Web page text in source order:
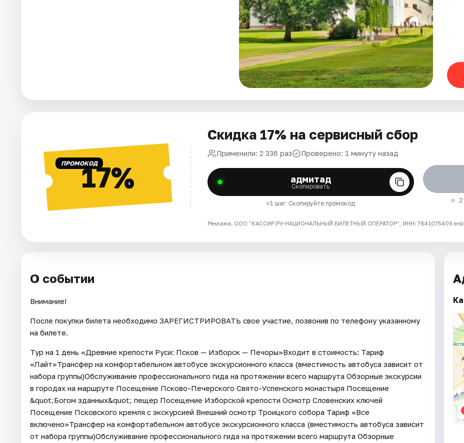
ПРОМОКОД17%
Скидка 17% на сервисный сбор
Применили: 2 336 раз Проверено: 1 минуту назад
адмитад
Скопировать
1 шаг. Скопируйте промокод
Реклама. ООО "КАССИР.РУ-НАЦИОНАЛЬНЫЙ БИЛЕТНЫЙ ОПЕРАТОР", ИНН: 7841075409 erid:
О событии
Внимание!
После покупки билета необходимо ЗАРЕГИСТРИРОВАТЬ свое участие, позвонив по телефону указанному
на билете.
Тур на 1 день «Древние крепости Руси: Псков — Изборск — Печоры»Входит в стоимость: Тариф
«Лайт»Трансфер на комфортабельном автобусе экскурсионного класса (вместимость автобуса зависит от
набора группы)Обслуживание профессионального гида на протяжении всего маршрута Обзорные экскурсии
в городах на маршруте Посещение Псково-Печерского Свято-Успенского монастыря Посещение
&quot;Богом зданных&quot; пещер Посещение Изборской крепости Осмотр Словенских ключей
Посещение Псковского кремля с экскурсией Внешний осмотр Троицкого собора Тариф «Все
включено»Трансфер на комфортабельном автобусе экскурсионного класса (вместимость автобуса зависит
от набора группы)Обслуживание профессионального гида на протяжении всего маршрута Обзорные